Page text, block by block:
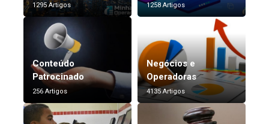
1295 Artigos 1258 Artigos
Conteúdo
Patrocinado
256 Artigos
Negócios e
Operadoras
4135 Artigos